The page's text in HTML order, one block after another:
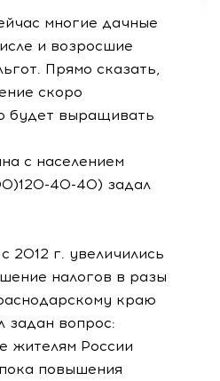
многие дачные
и возросшие
Прямо сказать,
скоро
будет выращивать
с населением
40-40) задал
2012 г. увеличились
налогов в разы
краю
задан вопрос:
жителям России
повышения